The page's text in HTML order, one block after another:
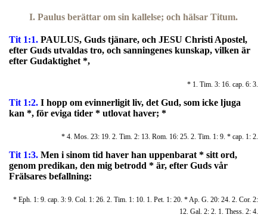
I. Paulus berättar om sin kallelse; och hälsar Titum.
Tit 1:1. PAULUS, Guds tjänare, och JESU Christi Apostel,
efter Guds utvaldas tro, och sanningenes kunskap, vilken är
efter Gudaktighet *,
* 1. Tim. 3: 16. cap. 6: 3.
Tit 1:2. I hopp om evinnerligit liv, det Gud, som icke ljuga
kan *, för eviga tider * utlovat haver; *
* 4. Mos. 23: 19. 2. Tim. 2: 13. Rom. 16: 25. 2. Tim. 1: 9. * cap. 1: 2.
Tit 1:3. Men i sinom tid haver han uppenbarat * sitt ord,
genom predikan, den mig betrodd * är, efter Guds vår
Frälsares befallning:
* Eph. 1: 9. cap. 3: 9. Col. 1: 26. 2. Tim. 1: 10. 1. Pet. 1: 20. * Ap. G. 20: 24. 2. Cor. 2:
12. Gal. 2: 2. 1. Thess. 2: 4.